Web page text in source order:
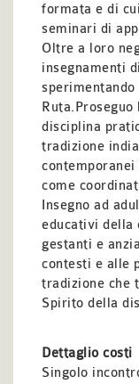
formata e di
seminari di
Oltre a loro
insegnamenti
disciplina
tradizione
come
Insegno ad
educativi della
gestanti e
contesti e alle
tradizione che
Spirito della
Dettaglio costi
Singolo